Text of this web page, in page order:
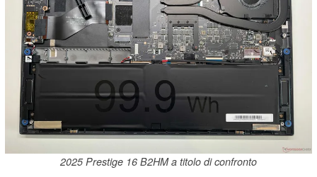
2025 Prestige 16 B2HM a titolo di confronto